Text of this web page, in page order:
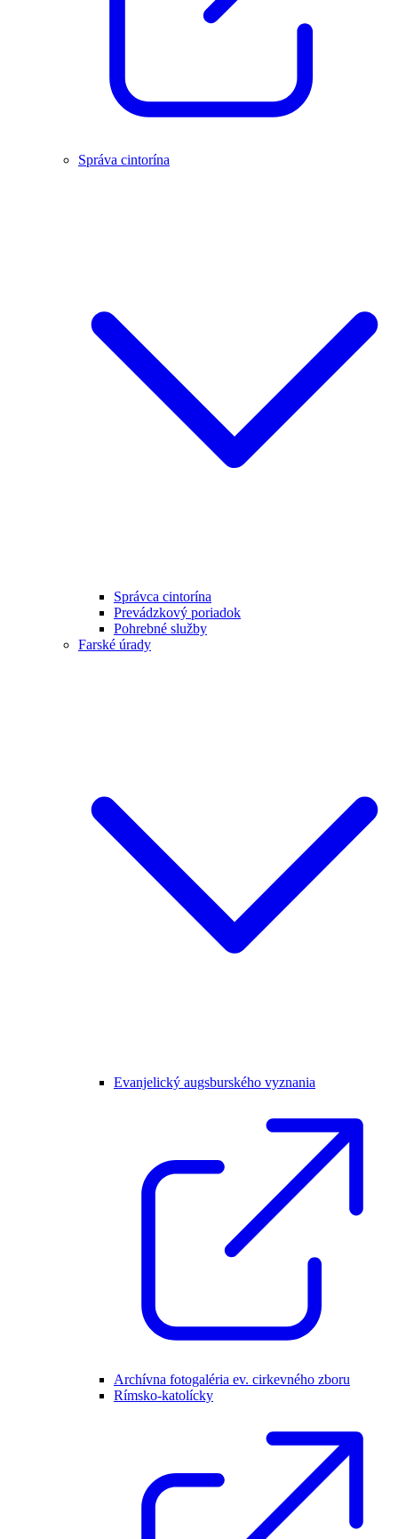
Správa cintorína
Správca cintorína
Prevádzkový poriadok
Pohrebné služby
Farské úrady
Evanjelický augsburského vyznania
Archívna fotogaléria ev. cirkevného zboru
Rímsko-katolícky